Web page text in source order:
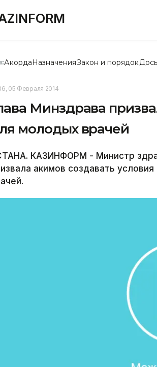
АкордаНазначенияЗакон и порядок
05 Февраля 2014
Минздрава
молодых врачей
КАЗИНФОРМ - Министр
акимов создавать